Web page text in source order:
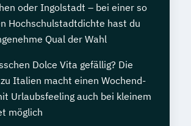
oder Ingolstadt – bei einer so
Hochschulstadtdichte hast du
Qual der Wahl
Dolce Vita gefällig? Die
Italien macht einen Wochend-
Urlaubsfeeling auch bei kleinem
möglich